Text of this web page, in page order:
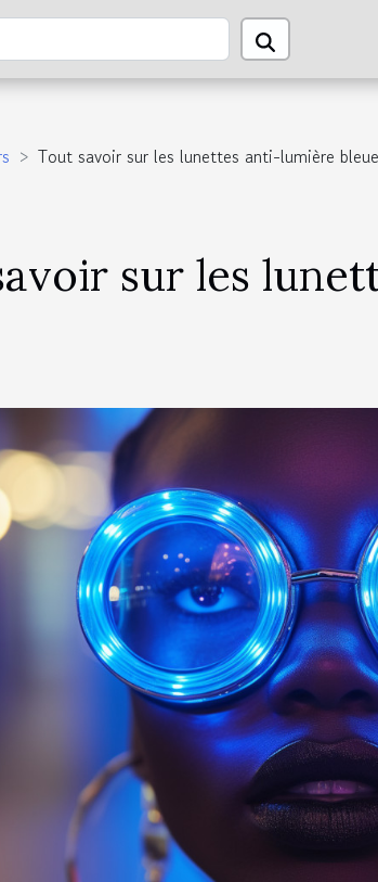
Tout savoir sur les lunettes anti-lumière bleue
sur les